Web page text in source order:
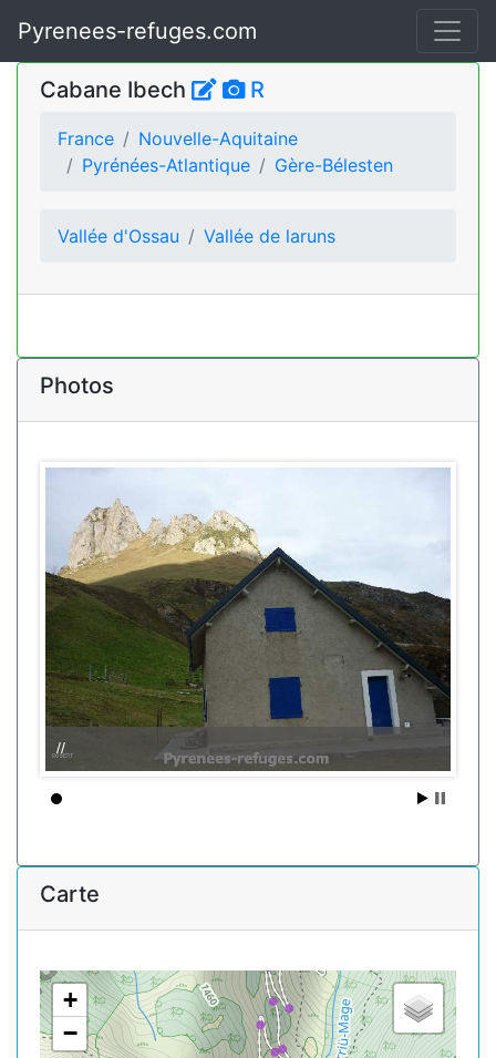
Pyrenees-refuges.com
Cabane Ibech R
France
Nouvelle-Aquitaine
Pyrénées-Atlantique
Gère-Bélesten
Vallée d'Ossau Vallée de laruns
Photos
//
Carte
+
−